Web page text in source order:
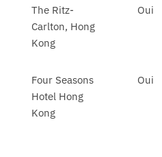
The Ritz-
Carlton, Hong
Kong
Oui
Four Seasons
Hotel Hong
Kong
Oui